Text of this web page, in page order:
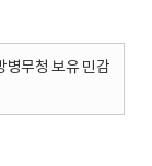
병무청 보유 민감